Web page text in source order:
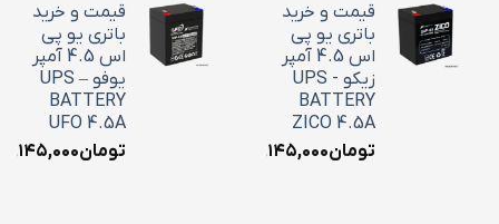
قیمت و خرید
باتری یو پی
اس 4.5 آمپر
زیکو - UPS
BATTERY
ZICO 4.5A
تومان۲,۱۴۵,۰۰۰
قیمت و خرید
باتری یو پی
اس 4.5 آمپر
یوفو – UPS
BATTERY
UFO 4.5A
تومان۲,۱۴۵,۰۰۰